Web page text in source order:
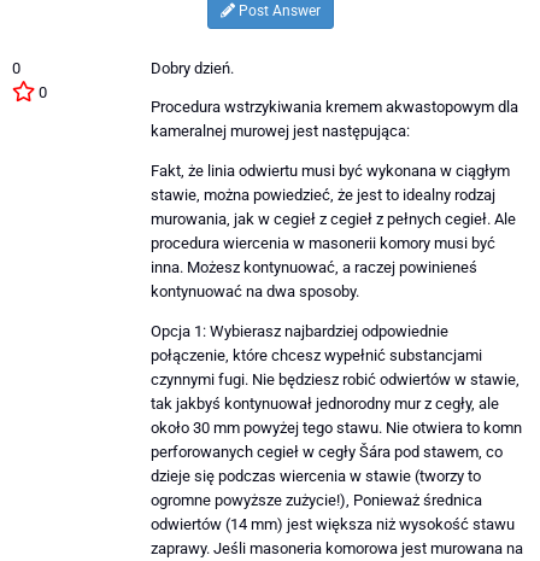
Post Answer
0
0
Dobry dzień.
Procedura wstrzykiwania kremem akwastopowym dla
kameralnej murowej jest następująca:
Fakt, że linia odwiertu musi być wykonana w ciągłym
stawie, można powiedzieć, że jest to idealny rodzaj
murowania, jak w cegieł z cegieł z pełnych cegieł. Ale
procedura wiercenia w masonerii komory musi być
inna. Możesz kontynuować, a raczej powinieneś
kontynuować na dwa sposoby.
Opcja 1: Wybierasz najbardziej odpowiednie
połączenie, które chcesz wypełnić substancjami
czynnymi fugi. Nie będziesz robić odwiertów w stawie,
tak jakbyś kontynuował jednorodny mur z cegły, ale
około 30 mm powyżej tego stawu. Nie otwiera to komn
perforowanych cegieł w cegły Šára pod stawem, co
dzieje się podczas wiercenia w stawie (tworzy to
ogromne powyższe zużycie!), Ponieważ średnica
odwiertów (14 mm) jest większa niż wysokość stawu
zaprawy. Jeśli masoneria komorowa jest murowana na